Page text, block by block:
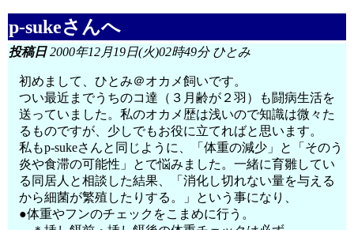
p-sukeさんへ
投稿日2000年12月19日(火)02時49分 ひとみ
初めまして、ひとみ＠オカメ飼いです。
つい最近までうちのコ達（３月齢が２羽）も闘病生活を
送っていました。私のオカメ歴は浅いので知識は微々た
るものですが、少しでもお役に立てればと思います。
私もp-sukeさんと同じように、「体重の減少」と「そのう
炎や食滞の可能性」とで悩みました。一緒に育雛してい
る同居人と相談した結果、「消化し切れない量を与える
から細菌が繁殖したりする。」という事になり、
●体重やフンのチェックをこまめに行う。